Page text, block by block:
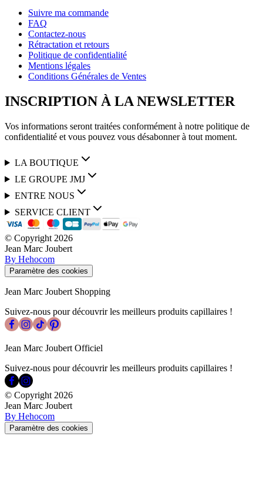
Suivre ma commande
FAQ
Contactez-nous
Rétractation et retours
Politique de confidentialité
Mentions légales
Conditions Générales de Ventes
INSCRIPTION À LA NEWSLETTER
Vos informations seront traitées conformément à notre politique de
confidentialité et vous pouvez vous désabonner à tout moment.
LA BOUTIQUE
LE GROUPE JMJ
ENTRE NOUS
SERVICE CLIENT
© Copyright 2026
Jean Marc Joubert
By Hehocom
Paramètre des cookies
Jean Marc Joubert Shopping
Suivez-nous pour découvrir les meilleurs produits capillaires !
Jean Marc Joubert Officiel
Suivez-nous pour découvrir les meilleurs produits capillaires !
© Copyright 2026
Jean Marc Joubert
By Hehocom
Paramètre des cookies